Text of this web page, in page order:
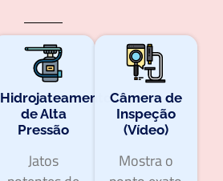
Hidrojateamento
de Alta
Pressão
Jatos
Câmera de
Inspeção
(Vídeo)
Mostra o